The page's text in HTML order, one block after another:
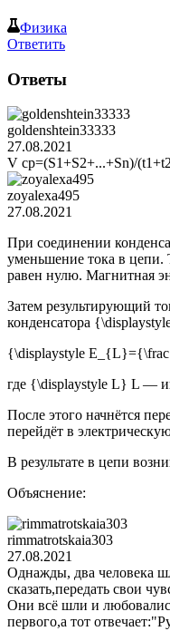
Физика
Ответить
Ответы
goldenshtein33333
27.08.2021
V ср=(S1+S2+...+Sn)/
zoyalexa495
27.08.2021
При соединении
уменьшение тока в цепи.
равен нулю. Магнитная
Затем результирующий
конденсатора
{\displaystyle
где {\displaystyle L} L —
После этого начнётся
перейдёт в
В результате в цепи
Объяснение:
rimmatrotskaia303
27.08.2021
Однажды, два человека
сказать,передать свои
Они всё шли и
первого,а тот